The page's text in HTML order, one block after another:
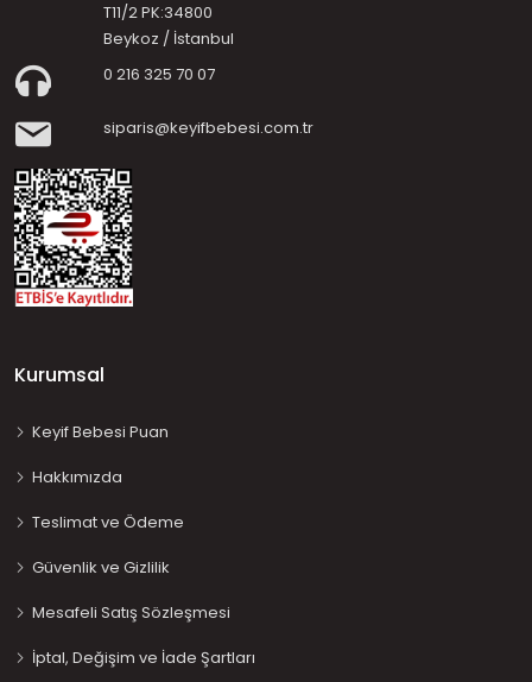
T11/2 PK:34800
Beykoz / İstanbul
0 216 325 70 07
siparis@keyifbebesi.com.tr
Kurumsal
Keyif Bebesi Puan
Hakkımızda
Teslimat ve Ödeme
Güvenlik ve Gizlilik
Mesafeli Satış Sözleşmesi
İptal, Değişim ve İade Şartları